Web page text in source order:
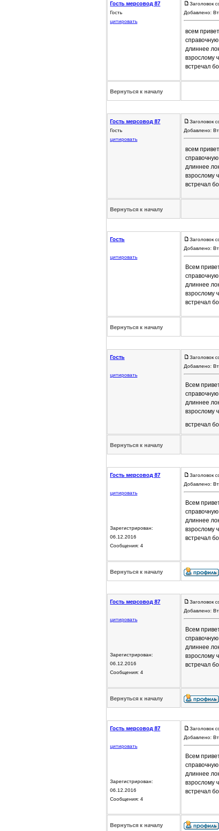
Гость мерсовод 87
Гость
цитировать
Заголовок
Добавлено:
всем
длиннее
взрослому
встречал
Вернуться к началу
Гость мерсовод 87
Гость
цитировать
Заголовок
Добавлено:
всем
длиннее
взрослому
встречал
Вернуться к началу
Гость
цитировать
Заголовок
Добавлено:
Всем
длиннее
взрослому
встречал
Вернуться к началу
Гость
цитировать
Заголовок
Добавлено:
Всем
длиннее
взрослому
встречал
Вернуться к началу
Гость мерсовод 87
цитировать
Зарегистрирован:
06.12.2016
Сообщения: 4
Заголовок
Добавлено:
Всем
длиннее
взрослому
встречал
Вернуться к началу
Гость мерсовод 87
цитировать
Зарегистрирован:
06.12.2016
Сообщения: 4
Заголовок
Добавлено:
Всем
длиннее
взрослому
встречал
Вернуться к началу
Гость мерсовод 87
цитировать
Зарегистрирован:
06.12.2016
Сообщения: 4
Заголовок
Добавлено:
Всем
длиннее
взрослому
встречал
Вернуться к началу